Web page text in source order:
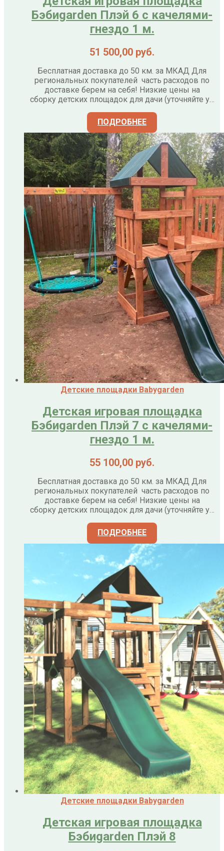
Бэбиgarden Плэй 6 с качелями-
гнездо 1 м.
51 500,00 руб.
Бесплатная доставка до 50 км. за МКАД Для
региональных покупателей часть расходов по
доставке берем на себя! Низкие цены на
сборку детских площадок для дачи (уточняйте у…
ПОДРОБНЕЕ
Детские площадки Babygarden
Детская игровая площадка
Бэбиgarden Плэй 7 с качелями-
гнездо 1 м.
55 100,00 руб.
Бесплатная доставка до 50 км. за МКАД Для
региональных покупателей часть расходов по
доставке берем на себя! Низкие цены на
сборку детских площадок для дачи (уточняйте у…
ПОДРОБНЕЕ
Детские площадки Babygarden
Детская игровая площадка
Бэбиgarden Плэй 8